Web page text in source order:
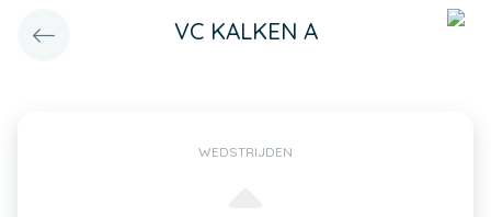
VC KALKEN A
WEDSTRIJDEN